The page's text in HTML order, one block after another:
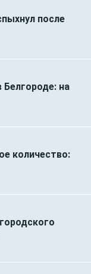
после
Белгороде: на
количество: